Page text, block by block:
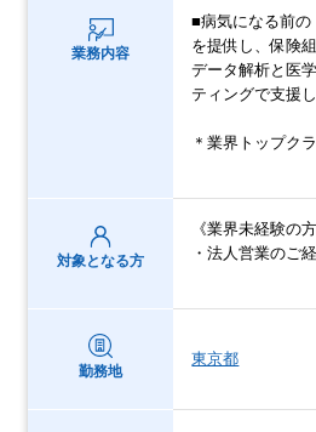
業務内容
■病気になる前の
を提供し、保険
データ解析と医
ティングで支援
＊業界トップク
対象となる方
《業界未経験の
・法人営業のご
勤務地
東京都